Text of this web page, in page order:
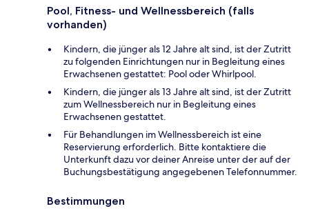
Pool, Fitness- und Wellnessbereich (falls
vorhanden)
Kindern, die jünger als 12 Jahre alt sind, ist der Zutritt
zu folgenden Einrichtungen nur in Begleitung eines
Erwachsenen gestattet: Pool oder Whirlpool.
Kindern, die jünger als 13 Jahre alt sind, ist der Zutritt
zum Wellnessbereich nur in Begleitung eines
Erwachsenen gestattet.
Für Behandlungen im Wellnessbereich ist eine
Reservierung erforderlich. Bitte kontaktiere die
Unterkunft dazu vor deiner Anreise unter der auf der
Buchungsbestätigung angegebenen Telefonnummer.
Bestimmungen